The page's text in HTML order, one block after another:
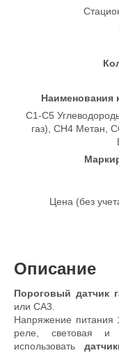
Наименования
C1-C5
газ), CH4 Метан,
Цена (без
Описание
Пороговый датчик
или CA3.
Напряжение питания
реле, световая и
использовать